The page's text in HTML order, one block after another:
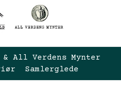
All Verdens Mynter 
 Samlerglede